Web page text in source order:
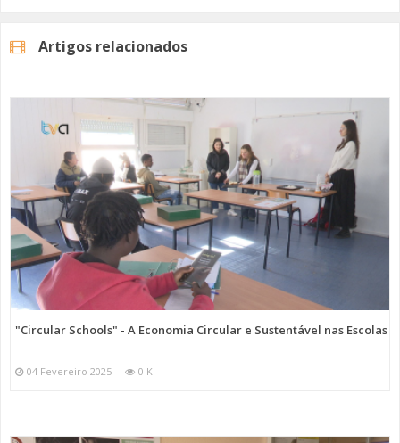
de proximidade dirigindo-se àsinstalações da AJPAS
marcado previamente através dos seguintes contactos: 214925168 /
966682747 ou endereço de email: claim@ajpas.pt .
Categorias Noticias Atualidade
Artigos relacionados
"Circular Schools" - A Economia Circular e Sustentável nas Escolas
04 Fevereiro 2025 0 K